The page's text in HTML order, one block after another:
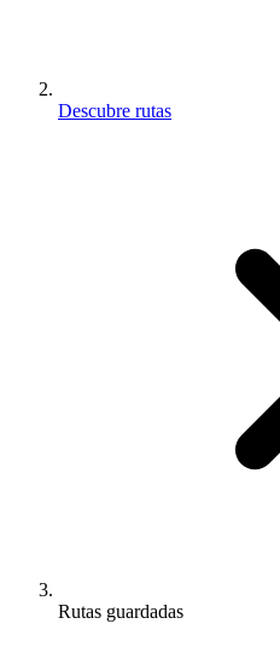
Descubre rutas
Rutas guardadas